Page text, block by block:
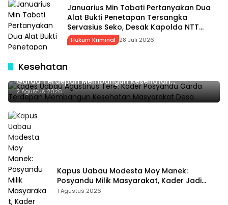
Januarius Min Tabati Pertanyakan Dua
Alat Bukti Penetapan Tersangka
Servasius Seko, Desak Kapolda NTT
Gelar Perkara Khusus
Hukum Kriminal 28 Juli 2026
Kesehatan
Kades Uabau Agustinus Tere: Kader Posyandu
Garda Terdepan Membangun Kesehatan
Masyarakat Desa
2 Agustus 2026
Kapus Uabau Modesta Moy Manek:
Posyandu Milik Masyarakat, Kader Jadi
Ujung Tombak Perangi Stunting
1 Agustus 2026